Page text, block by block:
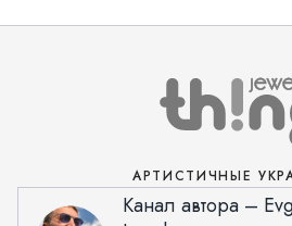
АРТИСТИЧНЫЕ
Канал автора –